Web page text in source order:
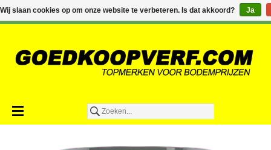
€0,00
Toevoegen aan winkelwagen
Wij slaan cookies op om onze website te verbeteren. Is dat akkoord? Ja